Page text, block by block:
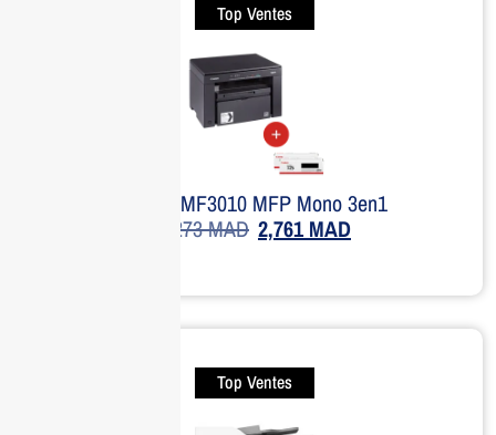
Top Ventes
Canon MF3010 MFP Mono 3en1
4,273MAD 2,761MAD
Top Ventes